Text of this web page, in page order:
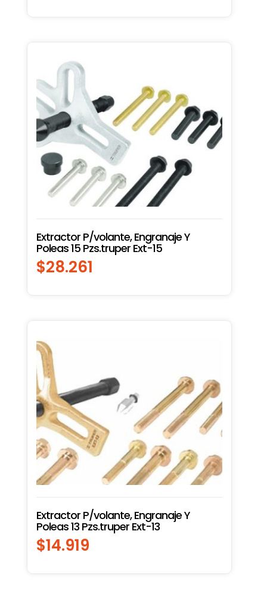
Extractor P/volante, Engranaje Y
Poleas 15 Pzs.truper Ext-15
$28.261
Extractor P/volante, Engranaje Y
Poleas 13 Pzs.truper Ext-13
$14.919